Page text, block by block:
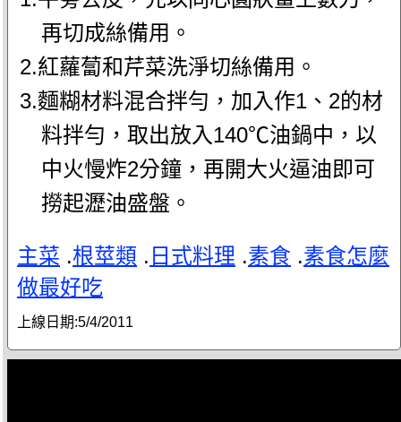
再切成絲備用。
2.紅蘿蔔和芹菜洗淨切絲備用。
3.麵糊材料混合拌勻，加入作1、2的材
料拌勻，取出放入140℃油鍋中，以
中火慢炸2分鐘，再開大火逼油即可
撈起瀝油盛盤。
主菜 .根莖類 . 日式料理 .素食 .素食怎麼
做最好吃
上線日期:5/4/2011